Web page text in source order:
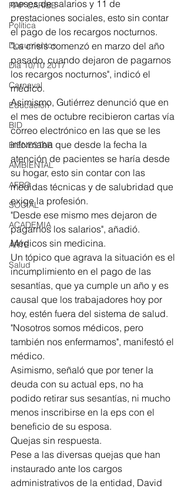
RAP CARIBE
Política
Documentos
Día 10/10 2017
Carnaval
Educación
BID
BIENESTAR
AMBIENTAL
AFRO
SOCIAL
ACADEMIA
ARTE
Salud
meses de salarios y 11 de
prestaciones sociales, esto sin contar
el pago de los recargos nocturnos.
"La crisis comenzó en marzo del año
pasado, cuando dejaron de pagarnos
los recargos nocturnos", indicó el
médico.
Asimismo, Gutiérrez denunció que en
el mes de octubre recibieron cartas vía
correo electrónico en las que se les
informaba que desde la fecha la
atención de pacientes se haría desde
su hogar, esto sin contar con las
medidas técnicas y de salubridad que
exige la profesión.
"Desde ese mismo mes dejaron de
pagarnos los salarios", añadió.
Médicos sin medicina.
Un tópico que agrava la situación es el
incumplimiento en el pago de las
sesantías, que ya cumple un año y es
causal que los trabajadores hoy por
hoy, estén fuera del sistema de salud.
"Nosotros somos médicos, pero
también nos enfermamos", manifestó el
médico.
Asimismo, señaló que por tener la
deuda con su actual eps, no ha
podido retirar sus sesantías, ni mucho
menos inscribirse en la eps con el
beneficio de su esposa.
Quejas sin respuesta.
Pese a las diversas quejas que han
instaurado ante los cargos
administrativos de la entidad, David